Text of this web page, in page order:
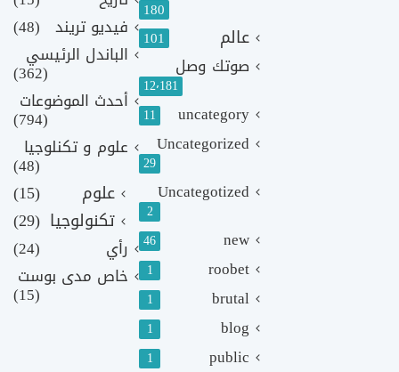
180
عالم 101
صوتك وصل
12٬181
uncategory
11
Uncategorized
29
Uncategotized
2
new
46
roobet
1
brutal
1
blog
1
public
1
فيديو تريند (48)
الباندل الرئيسي
(362)
أحدث الموضوعات
(794)
علوم و تكنلوجيا
(48)
علوم
(15)
تكنولوجيا (29)
رأي
(24)
خاص مدى بوست
(15)